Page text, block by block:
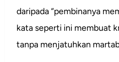
daripada “pembinanya
kata seperti ini membuat
tanpa menjatuhkan